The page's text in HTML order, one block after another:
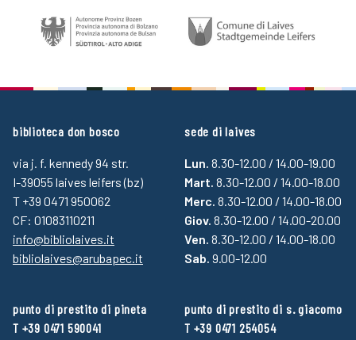
biblioteca don bosco
via j. f. kennedy 94 str.
I-39055 laives leifers (bz)
T +39 0471 950062
CF: 01083110211
info@bibliolaives.it
bibliolaives@arubapec.it
sede di laives
Lun. 8.30-12.00 / 14.00-19.00
Mart. 8.30-12.00 / 14.00-18.00
Merc. 8.30-12.00 / 14.00-18.00
Giov. 8.30-12.00 / 14.00-20.00
Ven. 8.30-12.00 / 14.00-18.00
Sab. 9.00-12.00
punto di prestito di pineta
T +39 0471 590041
punto di prestito di s. giacomo
T +39 0471 254054